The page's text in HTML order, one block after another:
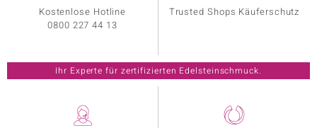
Kostenlose Hotline
0800 227 44 13
Trusted Shops Käuferschutz
Ihr Experte für zertifizierten Edelsteinschmuck.